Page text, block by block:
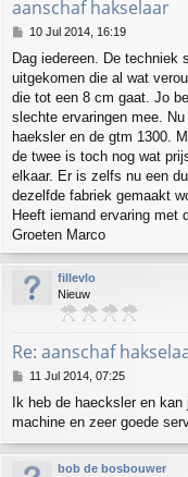
aanschaf hakselaar
P
s
t
10 Jul 2014, 16:19
Dag iedereen. De
uitgekomen die al wat
die tot een 8 cm gaat. Jo
slechte ervaringen mee.
haeksler en de gtm 1300.
de twee is toch nog wat
elkaar. Er is zelfs nu een
dezelfde fabriek gemaakt
Heeft iemand ervaring met
Groeten Marco
fillevlo
Nieuw
Re: aanschaf
P
s
t
11 Jul 2014, 07:25
Ik heb de haecksler en
machine en zeer goede
bob de bosbouwer